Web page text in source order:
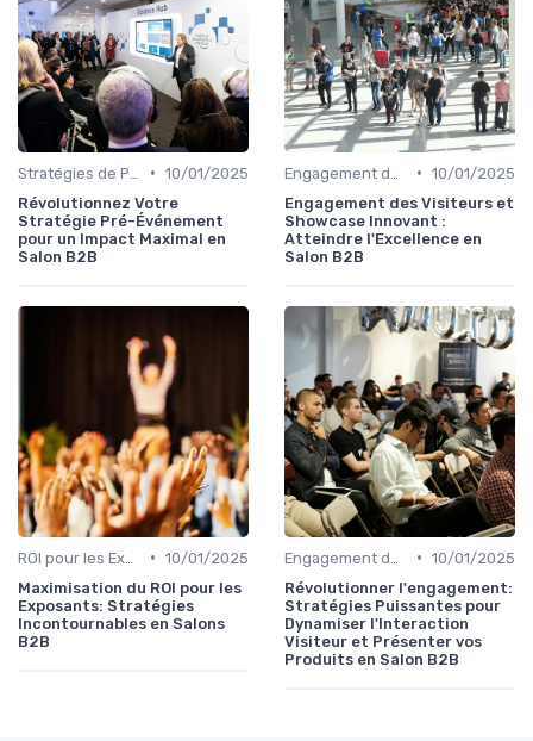
• 10/01/2025
Révolutionnez Votre
Stratégie Pré-Événement
pour un Impact Maximal en
Salon B2B
• 10/01/2025
Engagement des Visiteurs et
Showcase Innovant :
Atteindre l'Excellence en
Salon B2B
• 10/01/2025
Maximisation du ROI pour les
Exposants: Stratégies
Incontournables en Salons
B2B
• 10/01/2025
Révolutionner l'engagement:
Stratégies Puissantes pour
Dynamiser l'Interaction
Visiteur et Présenter vos
Produits en Salon B2B